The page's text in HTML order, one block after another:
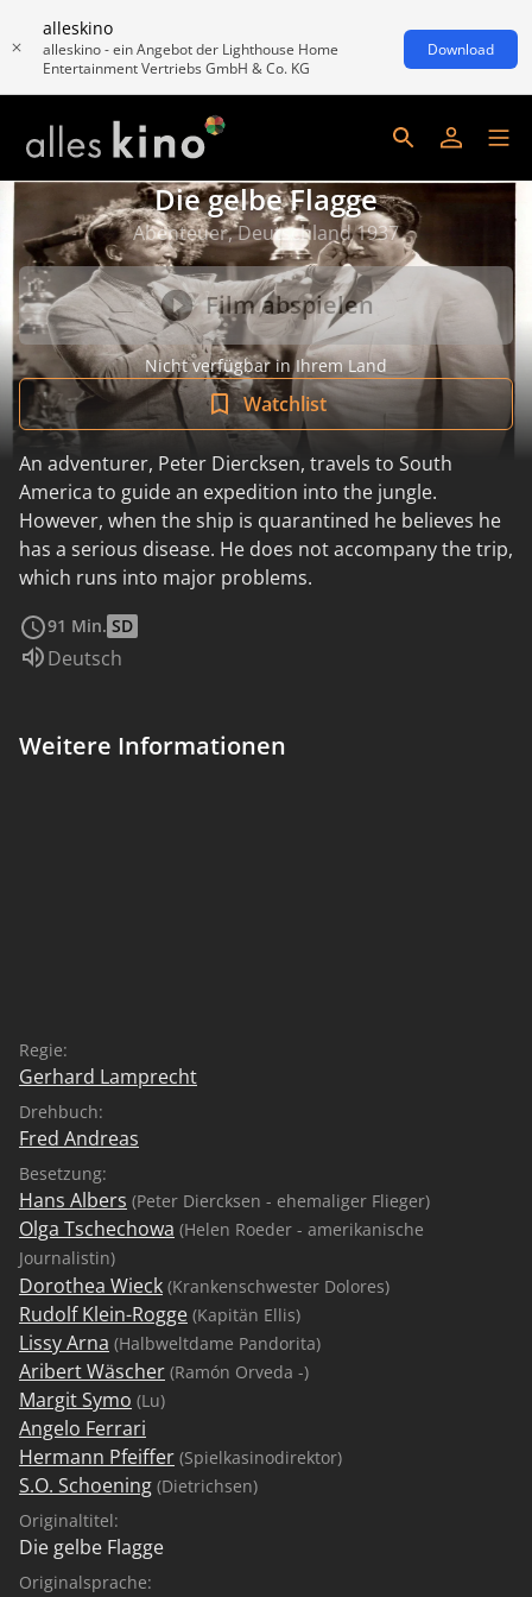
alleskino
alleskino - ein Angebot der Lighthouse Home
Entertainment Vertriebs GmbH & Co. KG
Download
Die gelbe Flagge
Abenteuer, Deutschland 1937
Film abspielen
Nicht verfügbar in Ihrem Land
Watchlist
An adventurer, Peter Diercksen, travels to South
America to guide an expedition into the jungle.
However, when the ship is quarantined he believes he
has a serious disease. He does not accompany the trip,
which runs into major problems.
91 Min. SD
Sprache:
Deutsch
Weitere Informationen
Regie:
Gerhard Lamprecht
Drehbuch:
Fred Andreas
Besetzung:
Hans Albers (Peter Diercksen - ehemaliger Flieger)
Olga Tschechowa (Helen Roeder - amerikanische
Journalistin)
Dorothea Wieck (Krankenschwester Dolores)
Rudolf Klein-Rogge (Kapitän Ellis)
Lissy Arna (Halbweltdame Pandorita)
Aribert Wäscher (Ramón Orveda -)
Margit Symo (Lu)
Angelo Ferrari
Hermann Pfeiffer (Spielkasinodirektor)
S.O. Schoening (Dietrichsen)
Originaltitel:
Die gelbe Flagge
Originalsprache: